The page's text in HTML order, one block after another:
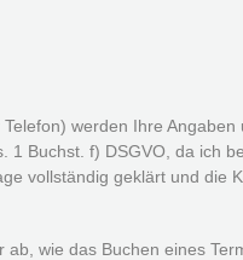
werden Ihre
1 Buchst. f) DSGVO, da ich
vollständig geklärt und die
wie das Buchen eines